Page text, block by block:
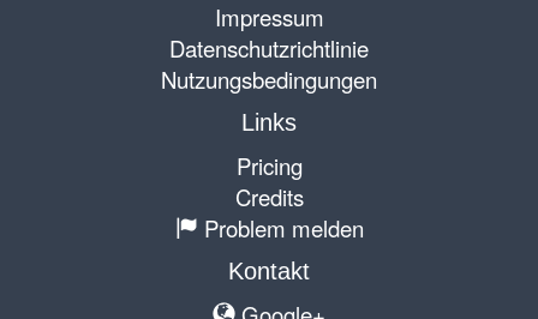
Impressum
Datenschutzrichtlinie
Nutzungsbedingungen
Links
Pricing
Credits
Problem melden
Kontakt